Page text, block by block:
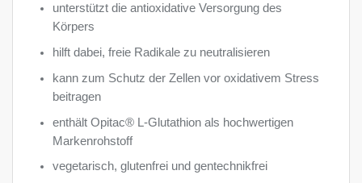
unterstützt die antioxidative Versorgung des
Körpers
hilft dabei, freie Radikale zu neutralisieren
kann zum Schutz der Zellen vor oxidativem Stress
beitragen
enthält Opitac® L-Glutathion als hochwertigen
Markenrohstoff
vegetarisch, glutenfrei und gentechnikfrei